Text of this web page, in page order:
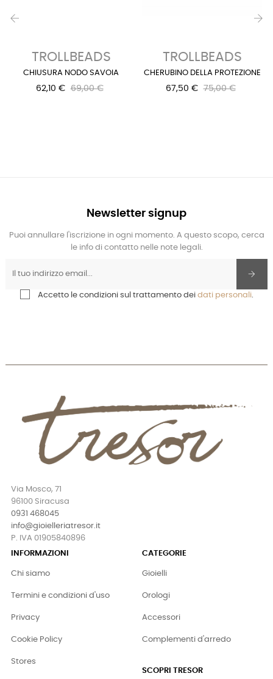
TROLLBEADS
CHIUSURA NODO SAVOIA
62,10 € 69,00 €
TROLLBEADS
CHERUBINO DELLA PROTEZIONE
67,50 € 75,00 €
Newsletter signup
Puoi annullare l'iscrizione in ogni momento. A questo scopo, cerca
le info di contatto nelle note legali.
Accetto le condizioni sul trattamento dei dati personali.
Via Mosco, 71
96100 Siracusa
0931 468045
info@gioielleriatresor.it
P. IVA 01905840896
INFORMAZIONI
Chi siamo
Termini e condizioni d'uso
Privacy
Cookie Policy
Stores
CATEGORIE
Gioielli
Orologi
Accessori
Complementi d'arredo
SCOPRI TRESOR